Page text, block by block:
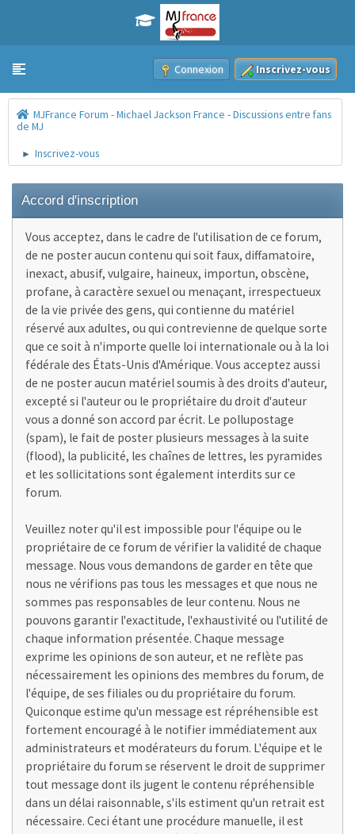
Toggle navigation Connexion Inscrivez-vous
MJFrance Forum - Michael Jackson France - Discussions entre fans
de MJ
► Inscrivez-vous
Accord d'inscription
Vous acceptez, dans le cadre de l'utilisation de ce forum,
de ne poster aucun contenu qui soit faux, diffamatoire,
inexact, abusif, vulgaire, haineux, importun, obscène,
profane, à caractère sexuel ou menaçant, irrespectueux
de la vie privée des gens, qui contienne du matériel
réservé aux adultes, ou qui contrevienne de quelque sorte
que ce soit à n'importe quelle loi internationale ou à la loi
fédérale des États-Unis d'Amérique. Vous acceptez aussi
de ne poster aucun matériel soumis à des droits d'auteur,
excepté si l'auteur ou le propriétaire du droit d'auteur
vous a donné son accord par écrit. Le pollupostage
(spam), le fait de poster plusieurs messages à la suite
(flood), la publicité, les chaînes de lettres, les pyramides
et les sollicitations sont également interdits sur ce
forum.
Veuillez noter qu'il est impossible pour l'équipe ou le
propriétaire de ce forum de vérifier la validité de chaque
message. Nous vous demandons de garder en tête que
nous ne vérifions pas tous les messages et que nous ne
sommes pas responsables de leur contenu. Nous ne
pouvons garantir l'exactitude, l'exhaustivité ou l'utilité de
chaque information présentée. Chaque message
exprime les opinions de son auteur, et ne reflète pas
nécessairement les opinions des membres du forum, de
l'équipe, de ses filiales ou du propriétaire du forum.
Quiconque estime qu'un message est répréhensible est
fortement encouragé à le notifier immédiatement aux
administrateurs et modérateurs du forum. L'équipe et le
propriétaire du forum se réservent le droit de supprimer
tout message dont ils jugent le contenu répréhensible
dans un délai raisonnable, s'ils estiment qu'un retrait est
nécessaire. Ceci étant une procédure manuelle, il est